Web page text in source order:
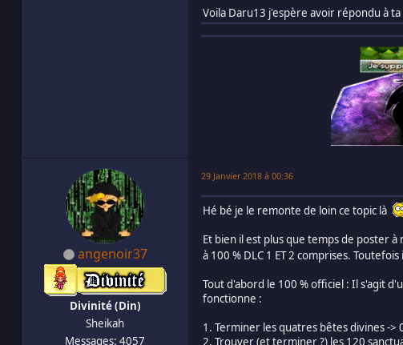
Voila Daru13 j'espère avoir répondu à
angenoir37
Divinité (Din)
Sheikah
Messages: 4057
29 Janvier 2018 à 00:36
Hé bé je le remonte de loin ce topic là
Et bien il est plus que temps de poster
à 100 % DLC 1 ET 2 comprises.
Tout d'abord le 100 % officiel : Il s'agit
fonctionne :
1. Terminer les quatres bêtes divines -
2. Trouver (et terminer ?) les 120